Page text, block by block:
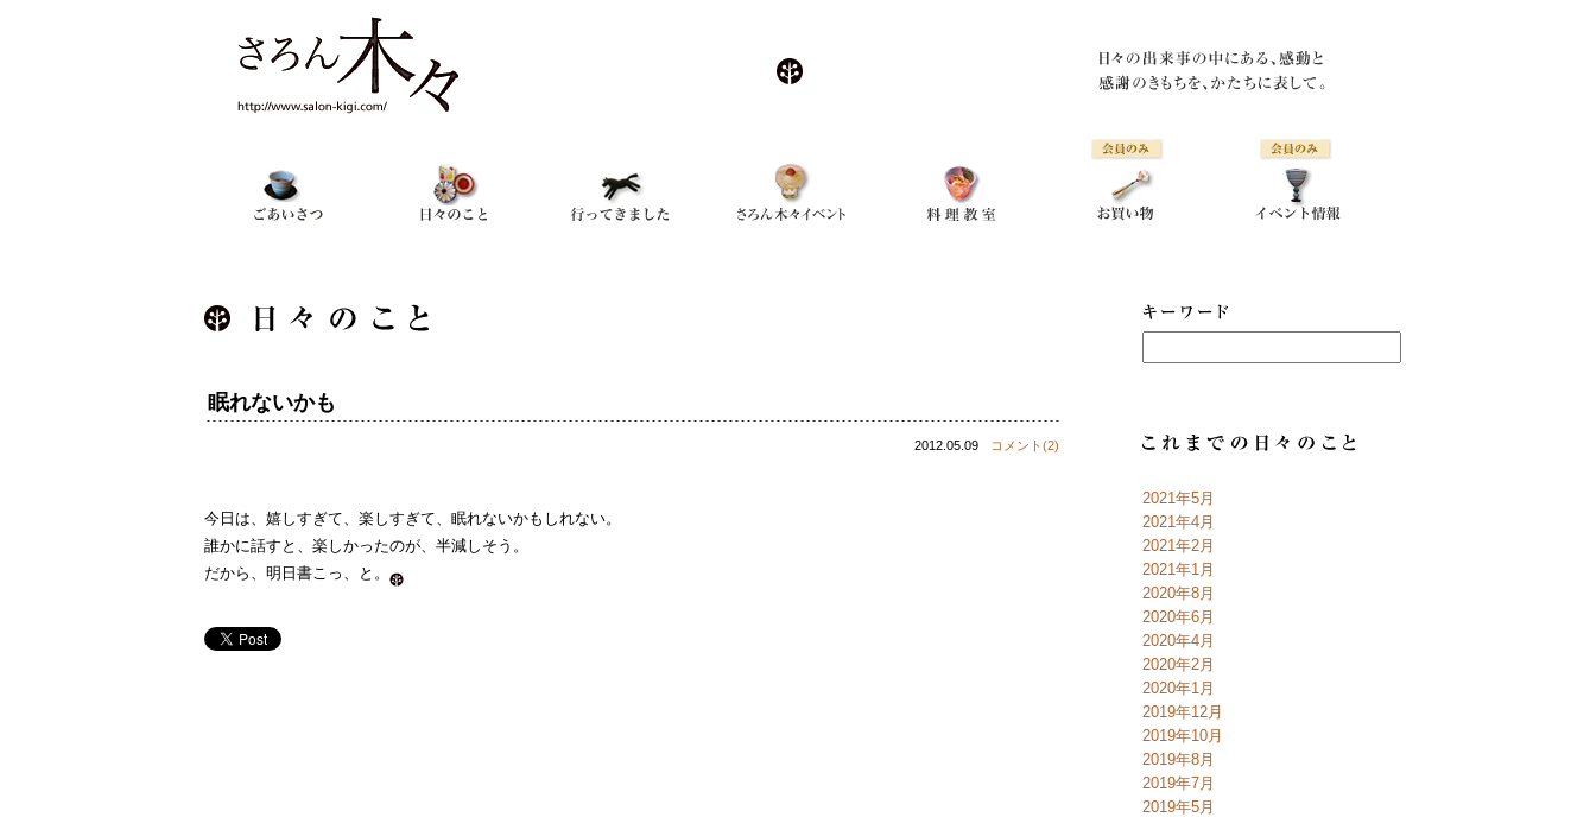
眠れないかも
コメント(2)
2012.05.09
今日は、嬉しすぎて、楽しすぎて、眠れないかもしれない。
誰かに話すと、楽しかったのが、半減しそう。
だから、明日書こっ、と。
2021年5月
2021年4月
2021年2月
2021年1月
2020年8月
2020年6月
2020年4月
2020年2月
2020年1月
2019年12月
2019年10月
2019年8月
2019年7月
2019年5月